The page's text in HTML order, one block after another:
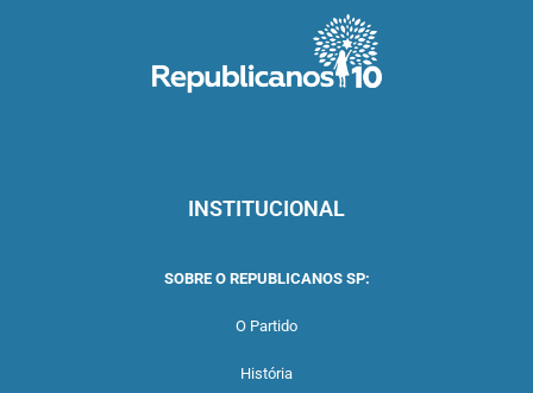
INSTITUCIONAL
SOBRE O REPUBLICANOS SP:
O Partido
História